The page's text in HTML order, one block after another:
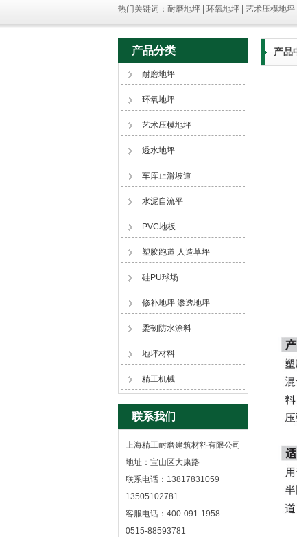
热门关键词：耐磨地坪 | 环氧地坪 | 艺术压模地
产品分类
耐磨地坪
环氧地坪
艺术压模地坪
透水地坪
车库止滑坡道
水泥自流平
PVC地板
塑胶跑道 人造草坪
硅PU球场
修补地坪 渗透地坪
柔韧防水涂料
地坪材料
精工机械
联系我们
上海精工耐磨建筑材料有限公司
地址：宝山区大康路
联系电话：13817831059
13505102781
客服电话：400-091-1958
0515-88593781
产品